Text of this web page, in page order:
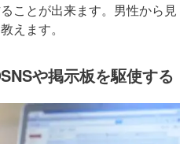
ことが出来ます。男性から見
えます。
や掲示板を駆使する